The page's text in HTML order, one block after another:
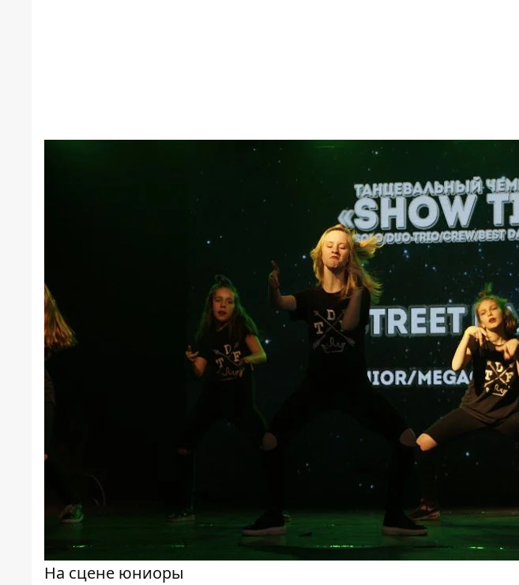
На сцене юниоры